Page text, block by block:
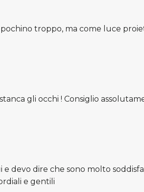
troppo, ma come luce
gli occhi ! Consiglio
dire che sono molto
e gentili
Nome
Nome